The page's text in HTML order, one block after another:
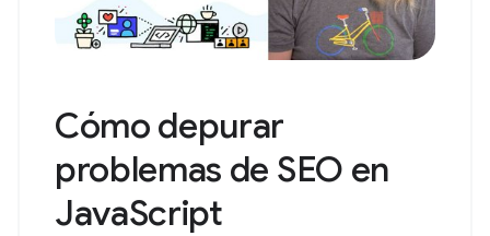
Cómo depurar
problemas de SEO en
JavaScript